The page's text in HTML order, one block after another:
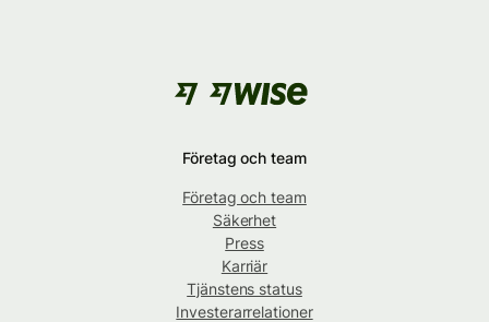
Företag och team
Företag och team
Säkerhet
Press
Karriär
Tjänstens status
Investerarrelationer